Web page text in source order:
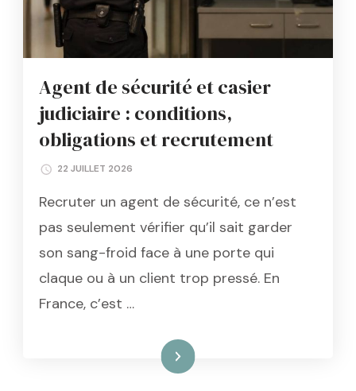
Agent de sécurité et casier
judiciaire : conditions,
obligations et recrutement
22 JUILLET 2026
Recruter un agent de sécurité, ce n’est
pas seulement vérifier qu’il sait garder
son sang-froid face à une porte qui
claque ou à un client trop pressé. En
France, c’est …
Lire la suite